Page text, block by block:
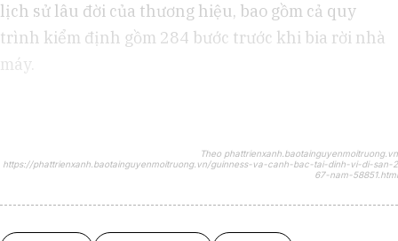
lịch sử lâu đời của thương hiệu, bao gồm cả quy
trình kiểm định gồm 284 bước trước khi bia rời nhà
máy.
Theo phattrienxanh.baotainguyenmoitruong.vn
https://phattrienxanh.baotainguyenmoitruong.vn/guinness-va-canh-bac-tai-dinh-vi-di-san-2
67-nam-58851.html